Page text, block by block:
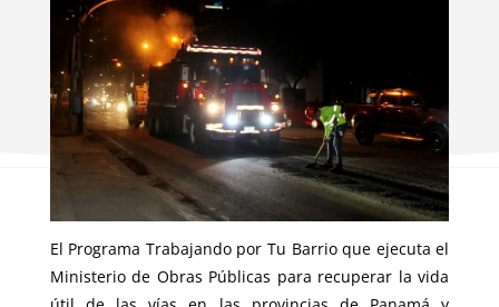
El Programa Trabajando por Tu Barrio que ejecuta el
Ministerio de Obras Públicas para recuperar la vida